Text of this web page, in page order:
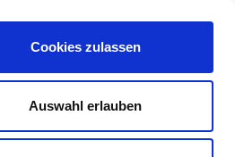
Cookies zulassen
Auswahl erlauben